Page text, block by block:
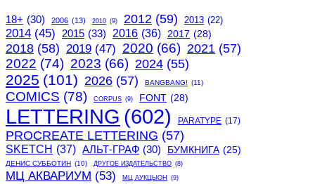
18+ (30) 2006 (13) 2010 (9) 2012 (59) 2013 (22)
2014 (45) 2015 (33) 2016 (36) 2017 (28)
2018 (58) 2019 (47) 2020 (66) 2021 (57)
2022 (74) 2023 (66) 2024 (55)
2025 (101) 2026 (57) BANGBANG! (11)
COMICS (78) CORPUS (9) FONT (28)
LETTERING (602) PARATYPE (17)
PROCREATE LETTERING (57)
SKETCH (37) АЛЬТ-ГРАФ (30) БУМКНИГА (25)
ДЕНИС СУББОТИН (10) ДРУГОЕ ИЗДАТЕЛЬСТВО (8)
МЦ АКВАРИУМ (53) МЦ АУКЦЫОН (9)